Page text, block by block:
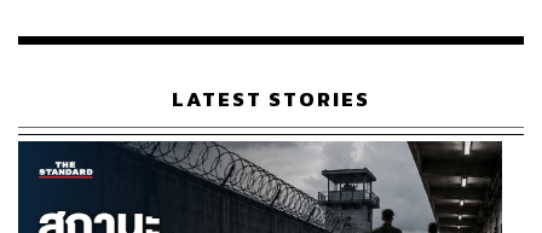
เรือนไทยที่ถูกซุกไว้
LATEST STORIES